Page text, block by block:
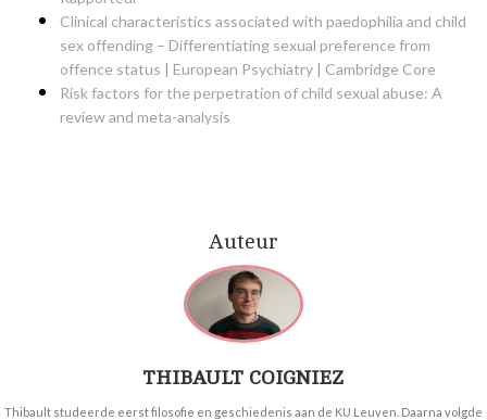
Clinical characteristics associated with paedophilia and child
sex offending – Differentiating sexual preference from
offence status | European Psychiatry | Cambridge Core
Risk factors for the perpetration of child sexual abuse: A
review and meta-analysis
Auteur
THIBAULT COIGNIEZ
Thibault studeerde eerst filosofie en geschiedenis aan de KU Leuven. Daarna volgde